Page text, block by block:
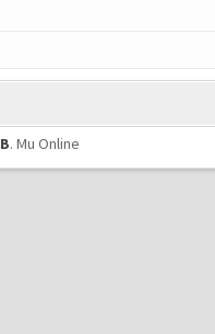
.Mu Online